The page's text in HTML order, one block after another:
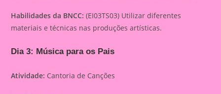
Habilidades da BNCC: (EI03TS03) Utilizar diferentes
materiais e técnicas nas produções artísticas.
Dia 3: Música para os Pais
Atividade: Cantoria de Canções